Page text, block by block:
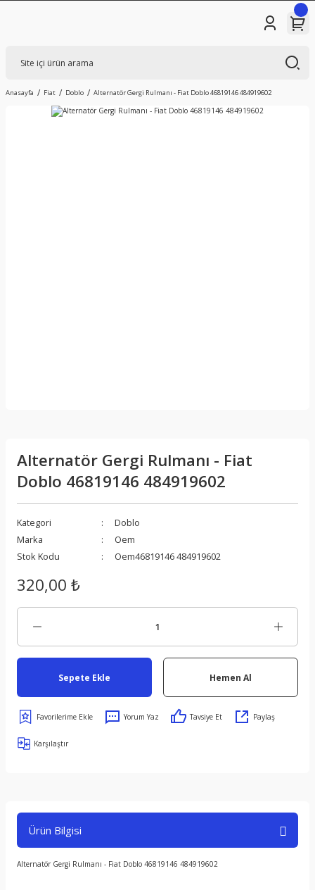
Anasayfa Fiat Doblo Alternatör Gergi Rulmanı - Fiat Doblo 46819146 484919602
Alternatör Gergi Rulmanı - Fiat
Doblo 46819146 484919602
Kategori
Doblo
Marka
Oem
Stok Kodu
Oem46819146 484919602
320,00 ₺
Sepete Ekle Hemen Al
Yorum Yaz Tavsiye Et Paylaş
Karşılaştır
Ürün Bilgisi
Alternatör Gergi Rulmanı - Fiat Doblo 46819146 484919602